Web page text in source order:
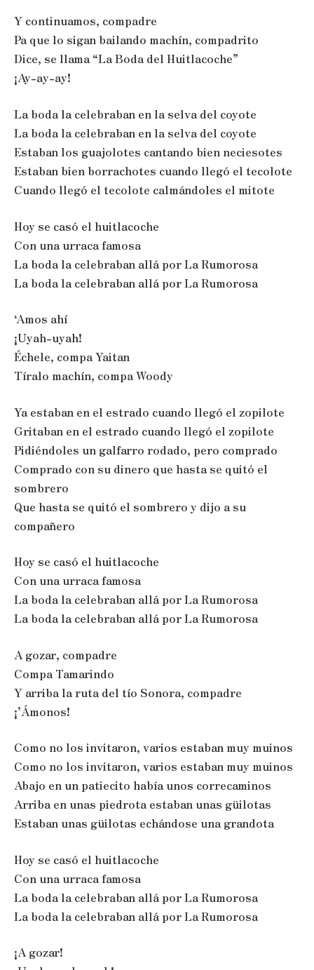
Y continuamos, compadre
Pa que lo sigan bailando machín, compadrito
Dice, se llama “La Boda del Huitlacoche”
¡Ay-ay-ay!
La boda la celebraban en la selva del coyote
La boda la celebraban en la selva del coyote
Estaban los guajolotes cantando bien neciesotes
Estaban bien borrachotes cuando llegó el tecolote
Cuando llegó el tecolote calmándoles el mitote
Hoy se casó el huitlacoche
Con una urraca famosa
La boda la celebraban allá por La Rumorosa
La boda la celebraban allá por La Rumorosa
‘Amos ahí
¡Uyah-uyah!
Échele, compa Yaitan
Tíralo machín, compa Woody
Ya estaban en el estrado cuando llegó el zopilote
Gritaban en el estrado cuando llegó el zopilote
Pidiéndoles un galfarro rodado, pero comprado
Comprado con su dinero que hasta se quitó el
sombrero
Que hasta se quitó el sombrero y dijo a su
compañero
Hoy se casó el huitlacoche
Con una urraca famosa
La boda la celebraban allá por La Rumorosa
La boda la celebraban allá por La Rumorosa
A gozar, compadre
Compa Tamarindo
Y arriba la ruta del tío Sonora, compadre
¡’Ámonos!
Como no los invitaron, varios estaban muy muinos
Como no los invitaron, varios estaban muy muinos
Abajo en un patiecito había unos correcaminos
Arriba en unas piedrota estaban unas güilotas
Estaban unas güilotas echándose una grandota
Hoy se casó el huitlacoche
Con una urraca famosa
La boda la celebraban allá por La Rumorosa
La boda la celebraban allá por La Rumorosa
¡A gozar!